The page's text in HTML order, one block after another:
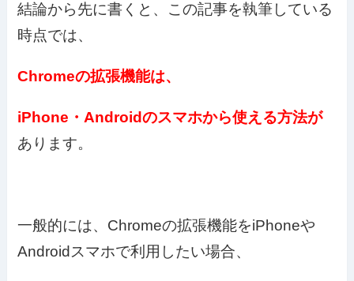
結論から先に書くと、この記事を執筆している
時点では、
Chromeの拡張機能は、
iPhone・Androidのスマホから使える方法が
あります。
一般的には、Chromeの拡張機能をiPhoneや
Androidスマホで利用したい場合、